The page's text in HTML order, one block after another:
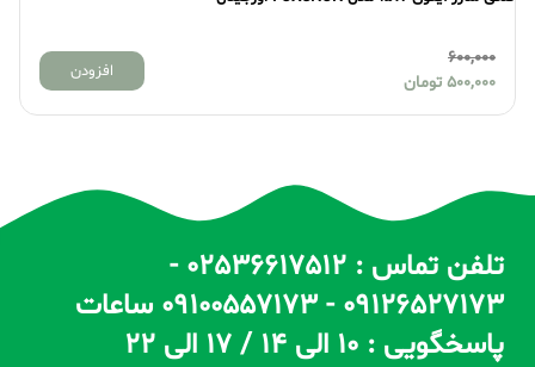
600,000
500,000 تومان
افزودن
تلفن تماس : 02536617512 -
09126527173 - 09100557173 ساعات
پاسخگویی : 10 الی 14 / 17 الی 22